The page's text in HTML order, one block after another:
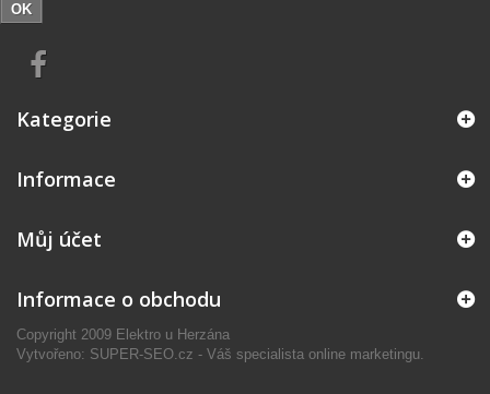
OK
Kategorie
Informace
Můj účet
Informace o obchodu
Copyright 2009 Elektro u Herzána
Vytvořeno: SUPER-SEO.cz - Váš specialista online marketingu.